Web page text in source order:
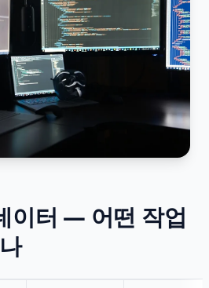
이터 — 어떤 작업